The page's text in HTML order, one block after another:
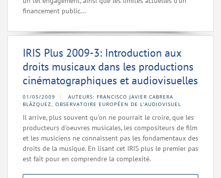
financement public...
IRIS Plus 2009-3: Introduction aux
droits musicaux dans les productions
cinématographiques et audiovisuelles
01/05/2009
AUTEURS: FRANCISCO JAVIER CABRERA
BLÁZQUEZ, OBSERVATOIRE EUROPÉEN DE L'AUDIOVISUEL
Il arrive, plus souvent qu'on ne pourrait le croire, que les
producteurs d'oeuvres musicales, les compositeurs de film
et les musiciens ne connaissent pas les fondamentaux des
droits de la musique. En lisant cet IRIS plus le premier pas
est fait pour en comprendre la complexité.